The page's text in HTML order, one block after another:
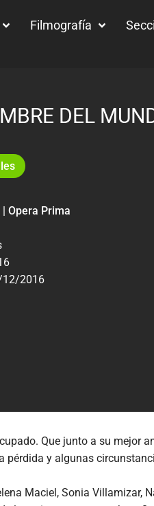
Filmografía
DEL
Opera Prima
12/2016
Que junto a su mejor
y algunas
Maciel, Sonia Villamizar,